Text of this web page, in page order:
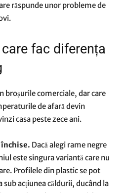
răspunde unor probleme de
fac diferența
broșurile comerciale, dar care
de afară devin
casa peste zece ani.
Dacă alegi rame negre
este singura variantă care nu
Profilele din plastic se pot
acțiunea căldurii, ducând la